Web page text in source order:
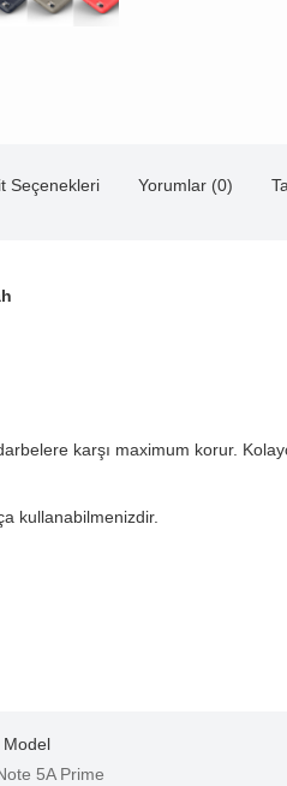
Seçenekleri Yorumlar (0)
karşı maximum korur.
kullanabilmenizdir.
Model
5A Prime